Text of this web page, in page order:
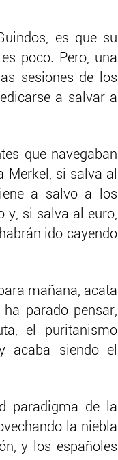
es que su
poco. Pero, una
sesiones de los
a salvar a
que navegaban
Merkel, si salva al
a salvo a los
y, si salva al euro,
ido cayendo
mañana, acata
parado pensar,
el puritanismo
acaba siendo el
paradigma de la
la niebla
y los españoles